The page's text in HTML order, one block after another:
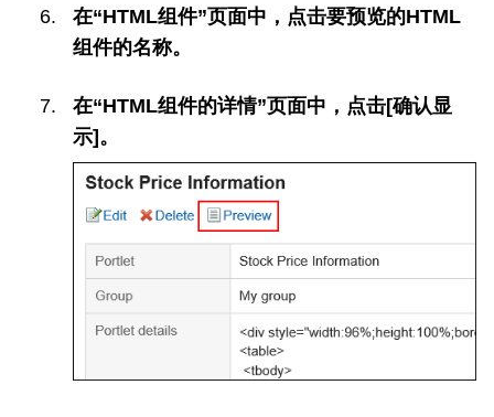
在“HTML组件”页面中，点击要预览的HTML
组件的名称。
在“HTML组件的详情”页面中，点击[确认显
示]。